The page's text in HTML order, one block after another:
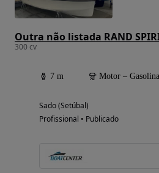
Outra não listada RAND
300 cv
7 m Motor – Gasolina
Sado (Setúbal)
Profissional • Publicado